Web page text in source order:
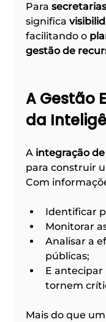
Para
significa
facilitando o
gestão de
A Gestão
da
A integração
para construir
Com
Identificar
Monitorar
Analisar a
públicas;
E antecipar
tornem
Mais do que